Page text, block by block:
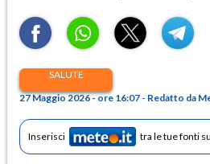
SALUTE
27 Maggio 2026 - ore 16:07 - Redatto da
Inserisci tra le tue fonti su